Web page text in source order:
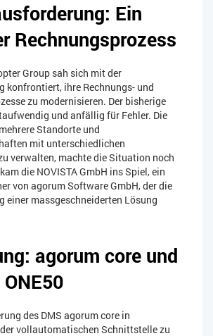
Ein
Rechnungsprozess
Group sah sich mit der
konfrontiert, ihre Rechnungs- und
zu modernisieren. Der bisherige
und anfällig für Fehler. Die
Standorte und
mit unterschiedlichen
verwalten, machte die Situation noch
die NOVISTA GmbH ins Spiel, ein
von agorum Software GmbH, der die
einer massgeschneiderten Lösung
agorum core und
des DMS agorum core in
vollautomatischen Schnittstelle zu